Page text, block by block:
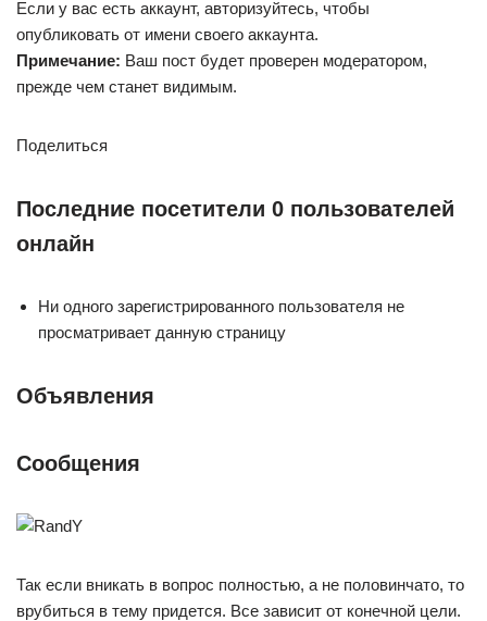
Если у вас есть аккаунт, авторизуйтесь, чтобы
опубликовать от имени своего аккаунта.
Примечание: Ваш пост будет проверен модератором,
прежде чем станет видимым.
Поделиться
Последние посетители 0 пользователей
онлайн
Ни одного зарегистрированного пользователя не
просматривает данную страницу
Объявления
Сообщения
Так если вникать в вопрос полностью, а не половинчато, то
врубиться в тему придется. Все зависит от конечной цели.